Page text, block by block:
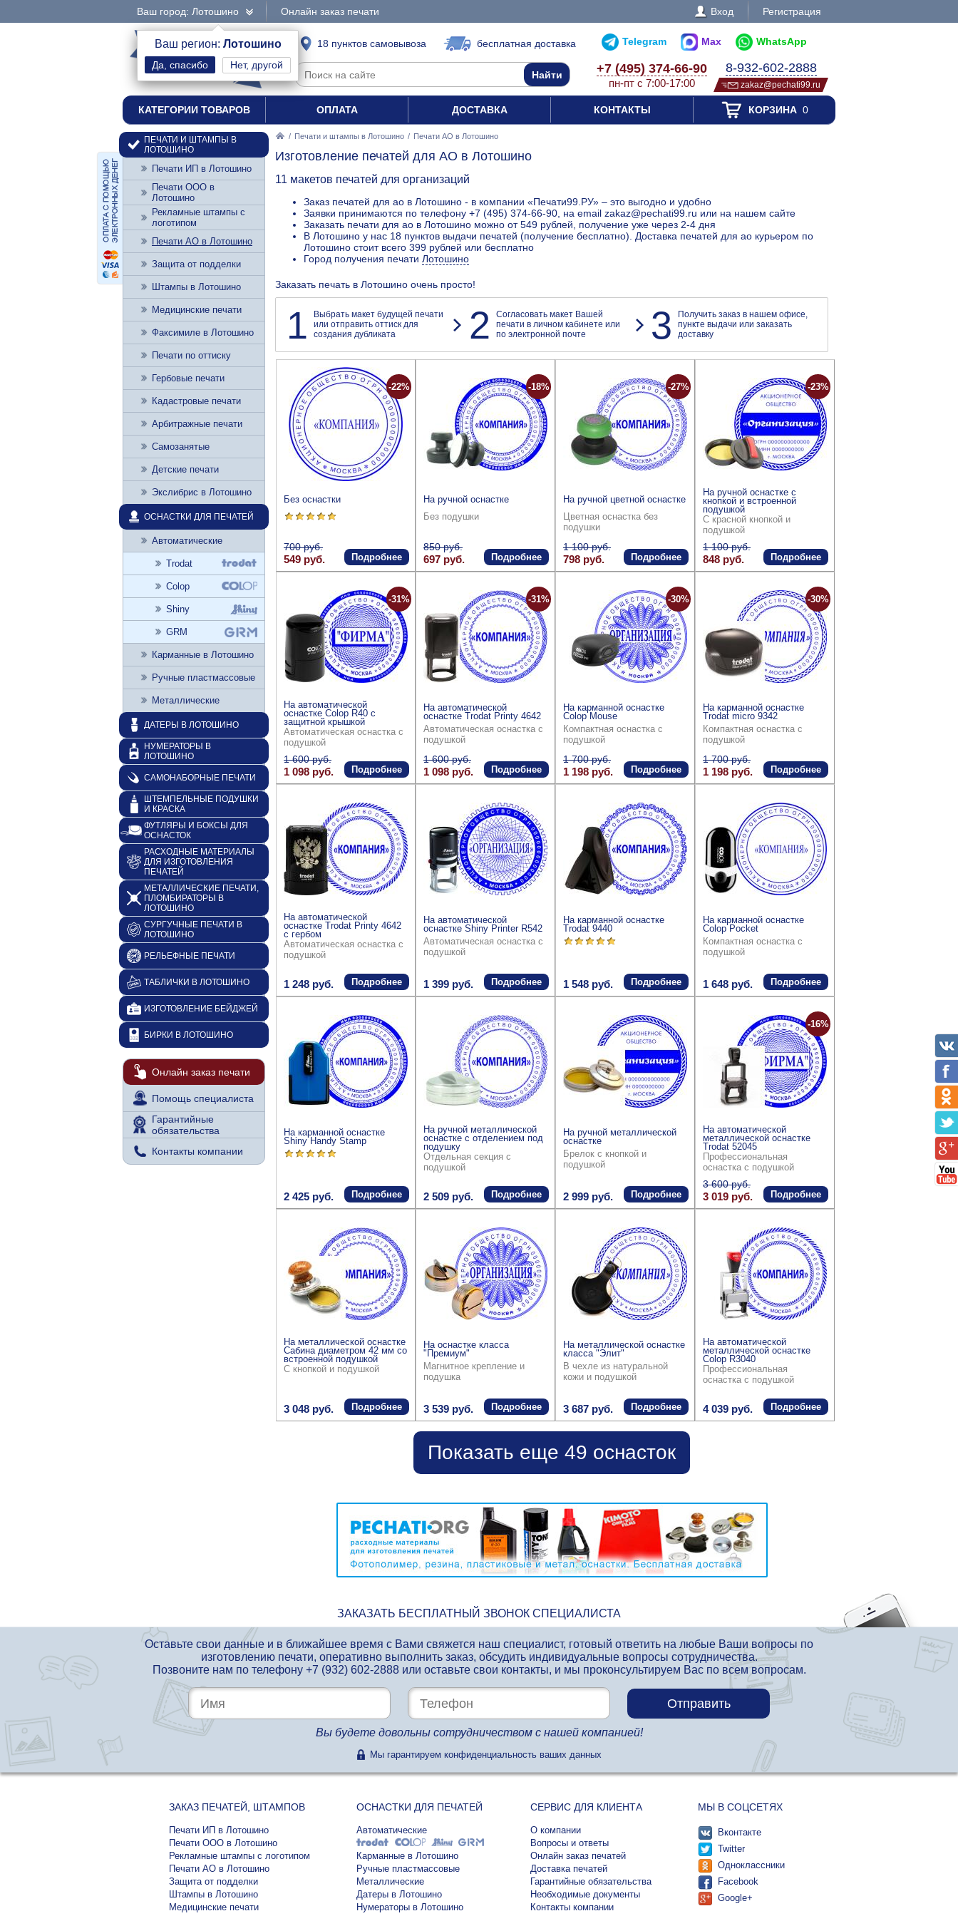
Ваш город: Лотошино
Ваш регион: Лотошино
Нет, другой
Онлайн заказ печати Вход Регистрация
интернет-магазин 18 пунктов самовывоза бесплатная доставка Telegram Max WhatsApp
+7 (495) 374-66-90
пн-пт с 7:00-17:00
8-932-602-2888
zakaz@pechati99.ru
КАТЕГОРИИ ТОВАРОВ ОПЛАТА ДОСТАВКА КОНТАКТЫ КОРЗИНА0
/ Печати и штампы в Лотошино / Печати АО в Лотошино
Изготовление печатей для АО в Лотошино
11 макетов печатей для организаций
Заказ печатей для ао в Лотошино - в компании «Печати99.РУ» – это выгодно и удобно
Заявки принимаются по телефону +7 (495) 374-66-90, на email zakaz@pechati99.ru или на нашем сайте
Заказать печати для ао в Лотошино можно от 549 рублей, получение уже через 2-4 дня
В Лотошино у нас 18 пунктов выдачи печатей (получение бесплатно). Доставка печатей для ао курьером по
Лотошино стоит всего 399 рублей или бесплатно
Город получения печати Лотошино
Заказать печать в Лотошино очень просто!
1
Выбрать макет будущей печати
или отправить оттиск для
создания дубликата
2
Согласовать макет Вашей
печати в личном кабинете или
по электронной почте
3
Получить заказ в нашем офисе,
пункте выдачи или заказать
доставку
Без оснастки
700 руб.
549 руб.
-22%
Подробнее
На ручной оснастке
Без подушки
850 руб.
697 руб.
-18%
Подробнее
На ручной цветной оснастке
Цветная оснастка без
подушки
1 100 руб.
798 руб.
-27%
Подробнее
На ручной оснастке с
кнопкой и встроенной
подушкой
С красной кнопкой и
подушкой
1 100 руб.
848 руб.
-23%
Подробнее
На автоматической
оснастке Colop R40 с
защитной крышкой
Автоматическая оснастка с
подушкой
1 600 руб.
1 098 руб.
-31%
Подробнее
На автоматической
оснастке Trodat Printy 4642
Автоматическая оснастка с
подушкой
1 600 руб.
1 098 руб.
-31%
Подробнее
На карманной оснастке
Colop Mouse
Компактная оснастка с
подушкой
1 700 руб.
1 198 руб.
-30%
Подробнее
На карманной оснастке
Trodat micro 9342
Компактная оснастка с
подушкой
1 700 руб.
1 198 руб.
-30%
Подробнее
На автоматической
оснастке Trodat Printy 4642
с гербом
Автоматическая оснастка с
подушкой
1 248 руб. Подробнее
На автоматической
оснастке Shiny Printer R542
Автоматическая оснастка с
подушкой
1 399 руб. Подробнее
На карманной оснастке
Trodat 9440
1 548 руб. Подробнее
На карманной оснастке
Colop Pocket
Компактная оснастка с
подушкой
1 648 руб. Подробнее
На карманной оснастке
Shiny Handy Stamp
2 425 руб. Подробнее
На ручной металлической
оснастке с отделением под
подушку
Отдельная секция с
подушкой
2 509 руб. Подробнее
На ручной металлической
оснастке
Брелок с кнопкой и
подушкой
2 999 руб. Подробнее
На автоматической
металлической оснастке
Trodat 52045
Профессиональная
оснастка с подушкой
3 600 руб.
3 019 руб.
-16%
Подробнее
На металлической оснастке
Сабина диаметром 42 мм со
встроенной подушкой
С кнопкой и подушкой
3 048 руб. Подробнее
На оснастке класса
"Премиум"
Магнитное крепление и
подушка
3 539 руб. Подробнее
На металлической оснастке
класса "Элит"
В чехле из натуральной
кожи и подушкой
3 687 руб. Подробнее
На автоматической
металлической оснастке
Colop R3040
Профессиональная
оснастка с подушкой
4 039 руб. Подробнее
Показать еще 49 оснасток
ПЕЧАТИ И ШТАМПЫ В
ЛОТОШИНО
Печати ИП в Лотошино
Печати ООО в
Лотошино
Рекламные штампы с
логотипом
Печати АО в Лотошино
Защита от подделки
Штампы в Лотошино
Медицинские печати
Факсимиле в Лотошино
Печати по оттиску
Гербовые печати
Кадастровые печати
Арбитражные печати
Самозанятые
Детские печати
Экслибрис в Лотошино
ОСНАСТКИ ДЛЯ ПЕЧАТЕЙ
Автоматические
Trodat
Colop
Shiny
GRM
Карманные в Лотошино
Ручные пластмассовые
Металлические
ДАТЕРЫ В ЛОТОШИНО
НУМЕРАТОРЫ В
ЛОТОШИНО
САМОНАБОРНЫЕ ПЕЧАТИ
ШТЕМПЕЛЬНЫЕ ПОДУШКИ
И КРАСКА
ФУТЛЯРЫ И БОКСЫ ДЛЯ
ОСНАСТОК
РАСХОДНЫЕ МАТЕРИАЛЫ
ДЛЯ ИЗГОТОВЛЕНИЯ
ПЕЧАТЕЙ
МЕТАЛЛИЧЕСКИЕ ПЕЧАТИ,
ПЛОМБИРАТОРЫ В
ЛОТОШИНО
СУРГУЧНЫЕ ПЕЧАТИ В
ЛОТОШИНО
РЕЛЬЕФНЫЕ ПЕЧАТИ
ТАБЛИЧКИ В ЛОТОШИНО
ИЗГОТОВЛЕНИЕ БЕЙДЖЕЙ
БИРКИ В ЛОТОШИНО
Онлайн заказ печати
Помощь специалиста
Гарантийные
обязательства
Контакты компании
ЗАКАЗАТЬ БЕСПЛАТНЫЙ ЗВОНОК СПЕЦИАЛИСТА
Оставьте свои данные и в ближайшее время с Вами свяжется наш специалист, готовый ответить на любые Ваши вопросы по
изготовлению печати, оперативно выполнить заказ, обсудить индивидуальные вопросы сотрудничества.
Позвоните нам по телефону +7 (932) 602-2888или оставьте свои контакты, и мы проконсультируем Вас по всем вопросам.
Вы будете довольны сотрудничеством с нашей компанией!
Мы гарантируем конфиденциальность ваших данных
ЗАКАЗ ПЕЧАТЕЙ, ШТАМПОВ
Печати ИП в Лотошино
Печати ООО в Лотошино
Рекламные штампы с логотипом
Печати АО в Лотошино
Защита от подделки
Штампы в Лотошино
Медицинские печати
ОСНАСТКИ ДЛЯ ПЕЧАТЕЙ
Автоматические
Карманные в Лотошино
Ручные пластмассовые
Металлические
Датеры в Лотошино
Нумераторы в Лотошино
СЕРВИС ДЛЯ КЛИЕНТА
О компании
Вопросы и ответы
Онлайн заказ печатей
Доставка печатей
Гарантийные обязательства
Необходимые документы
Контакты компании
МЫ В СОЦСЕТЯХ
Вконтакте
Twitter
Одноклассники
Facebook
Google+